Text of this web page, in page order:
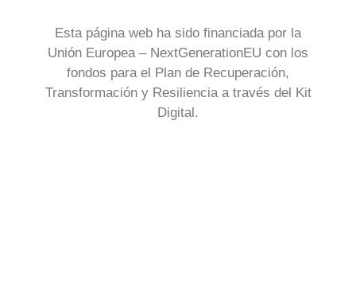
Esta página web ha sido financiada por la
Unión Europea – NextGenerationEU con los
fondos para el Plan de Recuperación,
Transformación y Resiliencia a través del Kit
Digital.